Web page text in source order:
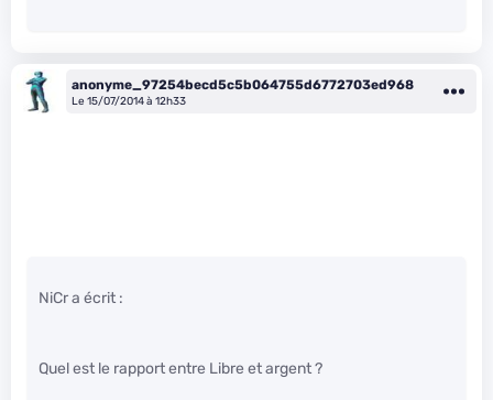
anonyme_97254becd5c5b064755d6772703ed968
Le 15/07/2014 à 12h33
NiCr a écrit :
Quel est le rapport entre Libre et argent ?